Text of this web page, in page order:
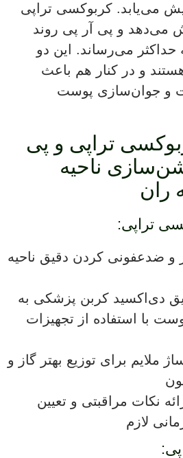
می‌یابد. کربوکسی تراپی
می‌دهد و پی آر پی روند
می‌رساند. این دو
و در کنار هم باعث
و جوان‌سازی پوست
تراپی و پی
ناحیه
ران
تراپی:
و ضدعفونی کردن دقیق ناحیه
دی‌اکسید کربن پزشکی به
با استفاده از تجهیزات
ملایم برای توزیع بهتر گاز و
نکات مراقبتی و تعیین
لازم